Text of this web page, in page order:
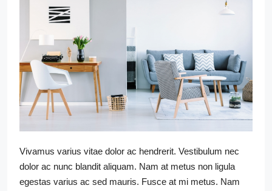
Vivamus varius vitae dolor ac hendrerit. Vestibulum nec
dolor ac nunc blandit aliquam. Nam at metus non ligula
egestas varius ac sed mauris. Fusce at mi metus. Nam